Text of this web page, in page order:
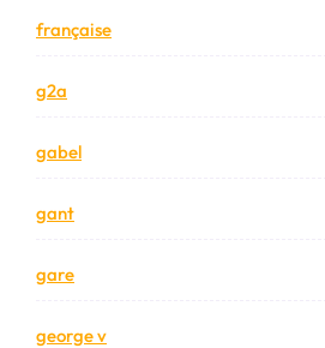
française
g2a
gabel
gant
gare
george v